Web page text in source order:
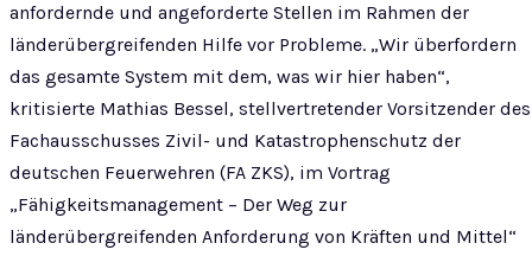
anfordernde und angeforderte Stellen im Rahmen der
länderübergreifenden Hilfe vor Probleme. „Wir überfordern
das gesamte System mit dem, was wir hier haben“,
kritisierte Mathias Bessel, stellvertretender Vorsitzender des
Fachausschusses Zivil- und Katastrophenschutz der
deutschen Feuerwehren (FA ZKS), im Vortrag
„Fähigkeitsmanagement – Der Weg zur
länderübergreifenden Anforderung von Kräften und Mittel“